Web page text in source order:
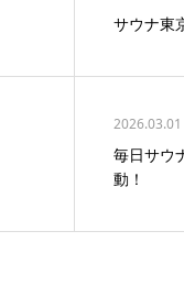
サウナ東
2026.03.01
毎日サウ
動！